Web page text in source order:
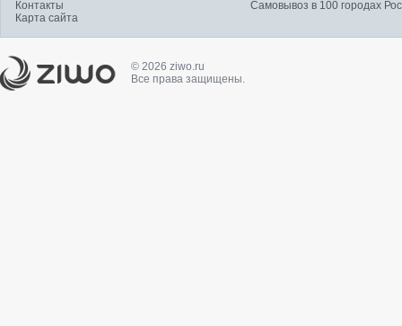
Контакты
Карта сайта
Самовывоз в 100 городах
© 2026 ziwo.ru
Все права защищены.